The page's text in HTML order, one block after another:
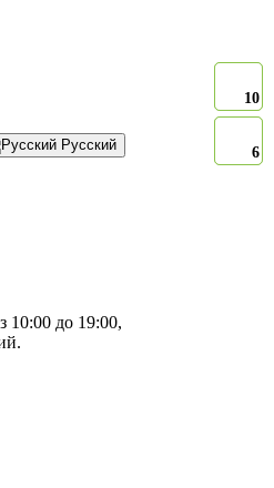
Русский
10:00 до 19:00,
10
6
10
6